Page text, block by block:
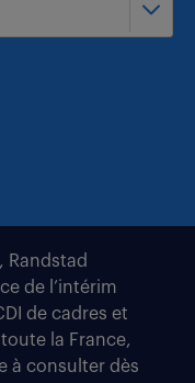
Randstad
de l’intérim
de cadres et
la France,
à consulter dès